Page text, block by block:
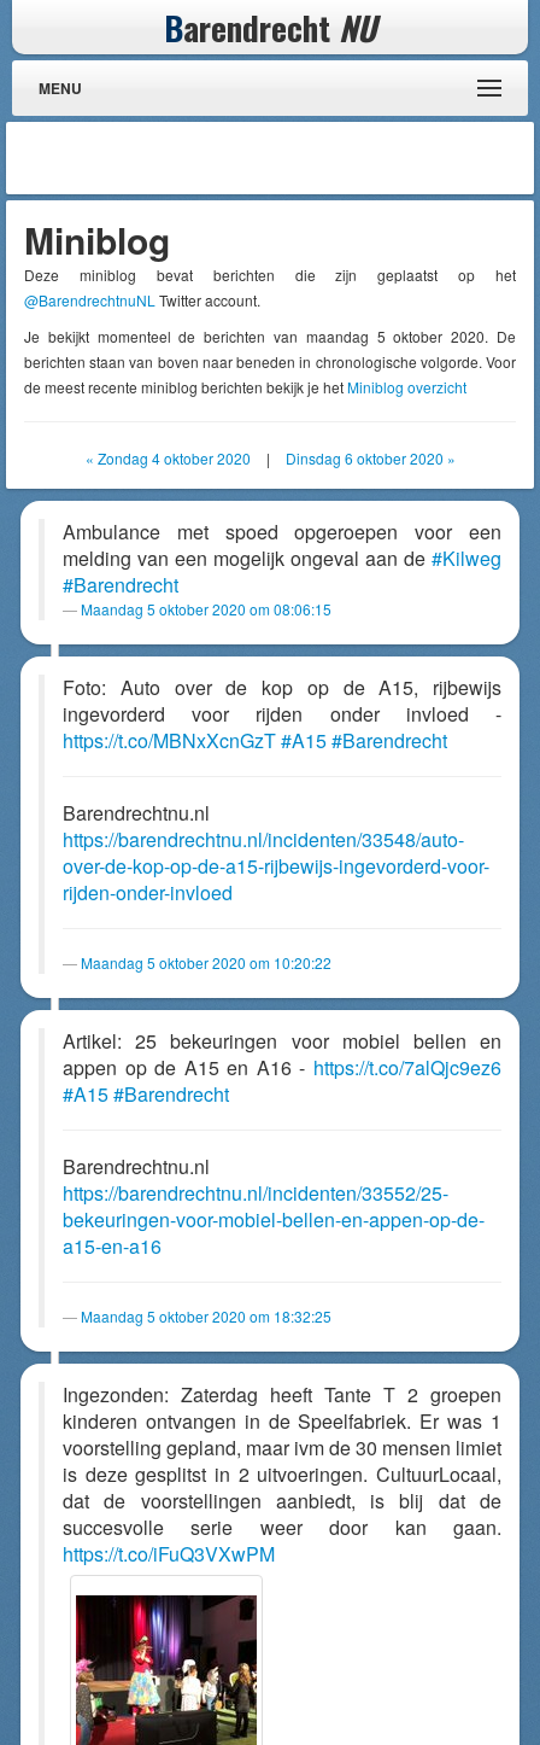
Barendrecht NU
MENU
Miniblog
Deze miniblog bevat berichten die zijn geplaatst op het
@BarendrechtnuNL Twitter account.
Je bekijkt momenteel de berichten van maandag 5 oktober 2020. De
berichten staan van boven naar beneden in chronologische volgorde. Voor
de meest recente miniblog berichten bekijk je hetMiniblog overzicht
« Zondag 4 oktober 2020 | Dinsdag 6 oktober 2020 »
Ambulance met spoed opgeroepen voor een
melding van een mogelijk ongeval aan de #Kilweg
#Barendrecht
Maandag 5 oktober 2020 om 08:06:15
Foto: Auto over de kop op de A15, rijbewijs
ingevorderd voor rijden onder invloed -
https://t.co/MBNxXcnGzT#A15#Barendrecht
Barendrechtnu.nl
https://barendrechtnu.nl/incidenten/33548/auto-
over-de-kop-op-de-a15-rijbewijs-ingevorderd-voor-
rijden-onder-invloed
Maandag 5 oktober 2020 om 10:20:22
Artikel: 25 bekeuringen voor mobiel bellen en
appen op de A15 en A16 - https://t.co/7alQjc9ez6
#A15#Barendrecht
Barendrechtnu.nl
https://barendrechtnu.nl/incidenten/33552/25-
bekeuringen-voor-mobiel-bellen-en-appen-op-de-
a15-en-a16
Maandag 5 oktober 2020 om 18:32:25
Ingezonden: Zaterdag heeft Tante T 2 groepen
kinderen ontvangen in de Speelfabriek. Er was 1
voorstelling gepland, maar ivm de 30 mensen limiet
is deze gesplitst in 2 uitvoeringen. CultuurLocaal,
dat de voorstellingen aanbiedt, is blij dat de
succesvolle serie weer door kan gaan.
https://t.co/iFuQ3VXwPM